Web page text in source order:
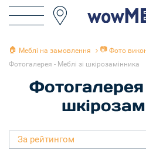
🏠 Меблі на замовлення 📷 Фото
Фотогалерея - Меблі зі шкірозамінника
За рейтингом